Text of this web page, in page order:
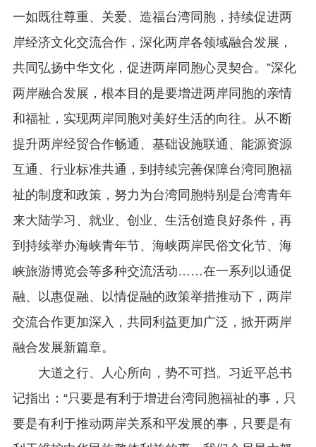
一如既往尊重、关爱、造福台湾同胞，持续促进两
岸经济文化交流合作，深化两岸各领域融合发展，
共同弘扬中华文化，促进两岸同胞心灵契合。”深化
两岸融合发展，根本目的是要增进两岸同胞的亲情
和福祉，实现两岸同胞对美好生活的向往。从不断
提升两岸经贸合作畅通、基础设施联通、能源资源
互通、行业标准共通，到持续完善保障台湾同胞福
祉的制度和政策，努力为台湾同胞特别是台湾青年
来大陆学习、就业、创业、生活创造良好条件，再
到持续举办海峡青年节、海峡两岸民俗文化节、海
峡旅游博览会等多种交流活动……在一系列以通促
融、以惠促融、以情促融的政策举措推动下，两岸
交流合作更加深入，共同利益更加广泛，掀开两岸
融合发展新篇章。
大道之行、人心所向，势不可挡。习近平总书
记指出：“只要是有利于增进台湾同胞福祉的事，只
要是有利于推动两岸关系和平发展的事，只要是有